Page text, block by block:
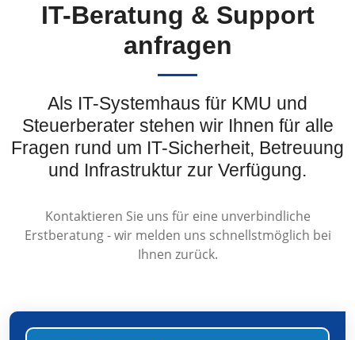
IT-Beratung & Support
anfragen
Als IT-Systemhaus für KMU und
Steuerberater stehen wir Ihnen für alle
Fragen rund um IT-Sicherheit, Betreuung
und Infrastruktur zur Verfügung.
Kontaktieren Sie uns für eine unverbindliche
Erstberatung - wir melden uns schnellstmöglich bei
Ihnen zurück.